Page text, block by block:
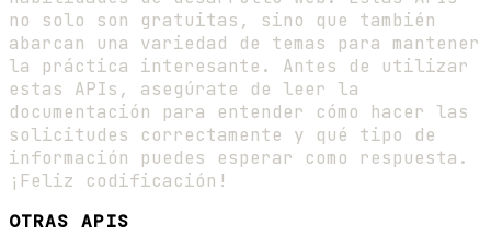
no solo son gratuitas, sino que también
abarcan una variedad de temas para mantener
la práctica interesante. Antes de utilizar
estas APIs, asegúrate de leer la
documentación para entender cómo hacer las
solicitudes correctamente y qué tipo de
información puedes esperar como respuesta.
¡Feliz codificación!
OTRAS APIS